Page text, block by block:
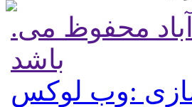
.تمامی حقوق برای پایگاه شهرداری پارس آباد محفوظ می
باشد
:وب لوکس